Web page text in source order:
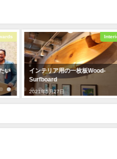
い
インテリア用の一枚板Wood-
Surfboard
2021年5月27日